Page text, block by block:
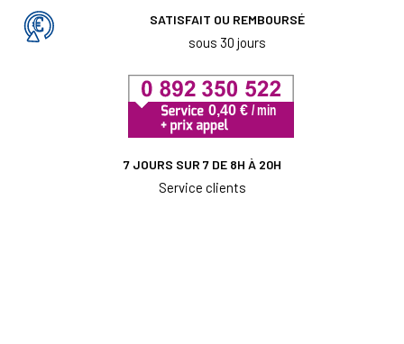
SATISFAIT OU REMBOURSÉ
sous 30 jours
7 JOURS SUR 7 DE 8H À 20H
Service clients